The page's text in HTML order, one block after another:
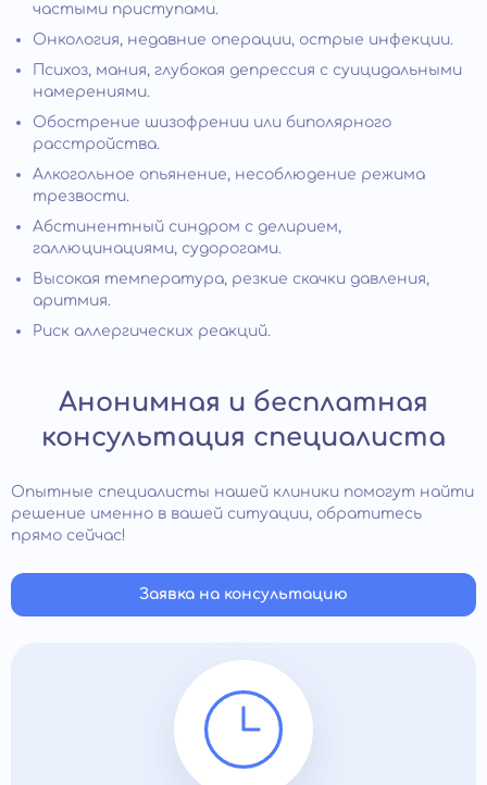
частыми приступами.
Онкология, недавние операции, острые инфекции.
Психоз, мания, глубокая депрессия с суицидальными
намерениями.
Обострение шизофрении или биполярного
расстройства.
Алкогольное опьянение, несоблюдение режима
трезвости.
Абстинентный синдром с делирием,
галлюцинациями, судорогами.
Высокая температура, резкие скачки давления,
аритмия.
Риск аллергических реакций.
Анонимная и бесплатная
консультация специалиста
Опытные специалисты нашей клиники помогут найти
решение именно в вашей ситуации, обратитесь
прямо сейчас!
Заявка на консультацию